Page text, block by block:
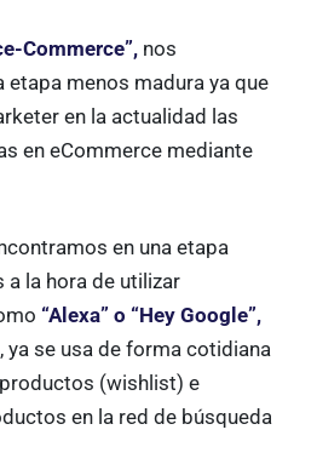
Commerce”,nos
etapa menos madura ya que
en la actualidad las
en eCommerce mediante
en una etapa
a la hora de utilizar
“Alexa” o “Hey Google”,
ya se usa de forma cotidiana
(wishlist) e
en la red de búsqueda